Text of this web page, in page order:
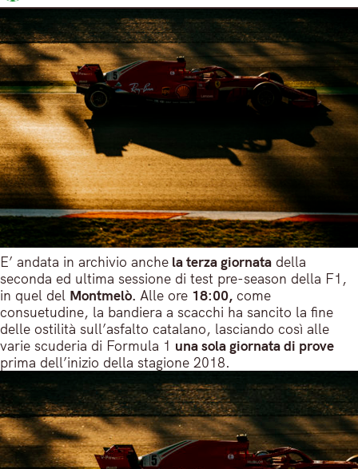
E’ andata in archivio anche la terza giornata della
seconda ed ultima sessione di test pre-season della F1,
in quel del Montmelò. Alle ore 18:00, come
consuetudine, la bandiera a scacchi ha sancito la fine
delle ostilità sull’asfalto catalano, lasciando così alle
varie scuderia di Formula 1 una sola giornata di prove
prima dell’inizio della stagione 2018.